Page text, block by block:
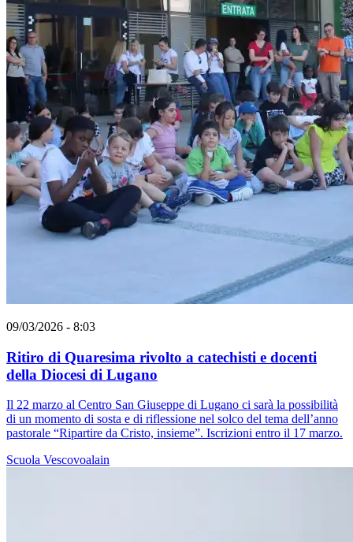
09/03/2026 - 8:03
Ritiro di Quaresima rivolto a catechisti e docenti
della Diocesi di Lugano
Il 22 marzo al Centro San Giuseppe di Lugano ci sarà la possibilità
di un momento di sosta e di riflessione nel solco del tema dell’anno
pastorale “Ripartire da Cristo, insieme”. Iscrizioni entro il 17 marzo.
Scuola Vescovoalain